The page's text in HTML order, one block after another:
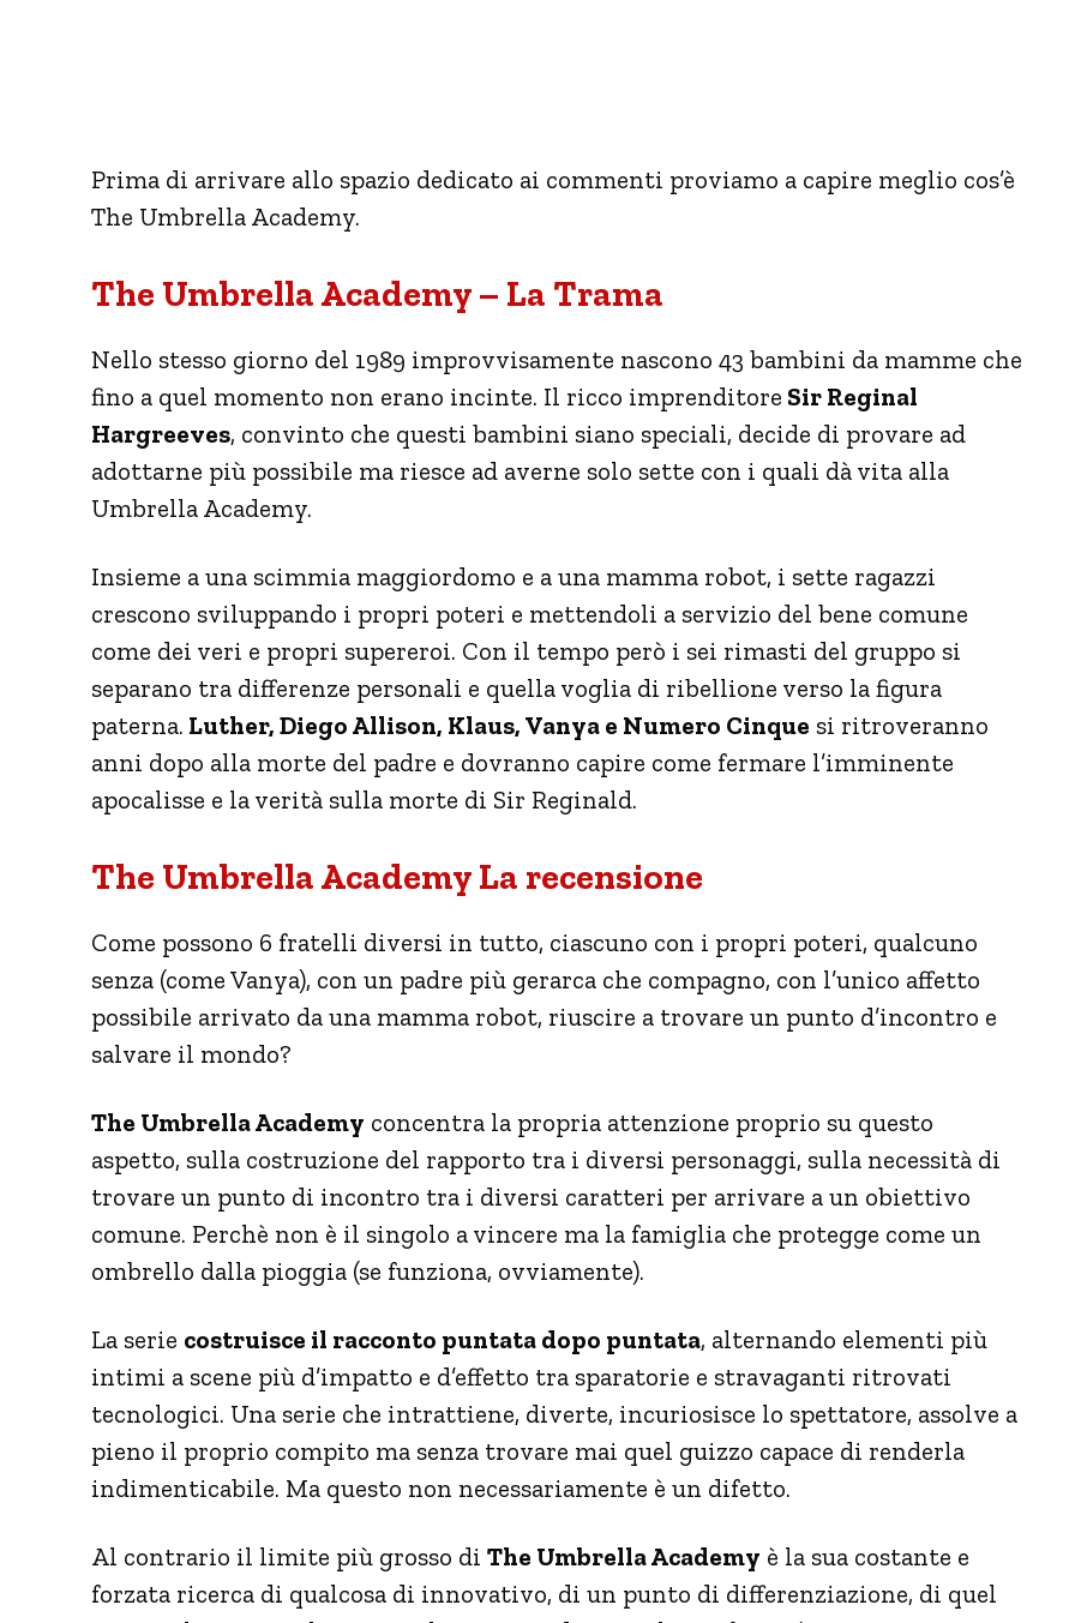
Prima di arrivare allo spazio dedicato ai commenti proviamo a capire meglio cos’è
The Umbrella Academy.
The Umbrella Academy – La Trama
Nello stesso giorno del 1989 improvvisamente nascono 43 bambini da mamme che
fino a quel momento non erano incinte. Il ricco imprenditore Sir Reginal
Hargreeves, convinto che questi bambini siano speciali, decide di provare ad
adottarne più possibile ma riesce ad averne solo sette con i quali dà vita alla
Umbrella Academy.
Insieme a una scimmia maggiordomo e a una mamma robot, i sette ragazzi
crescono sviluppando i propri poteri e mettendoli a servizio del bene comune
come dei veri e propri supereroi. Con il tempo però i sei rimasti del gruppo si
separano tra differenze personali e quella voglia di ribellione verso la figura
paterna. Luther, Diego Allison, Klaus, Vanya e Numero Cinque si ritroveranno
anni dopo alla morte del padre e dovranno capire come fermare l’imminente
apocalisse e la verità sulla morte di Sir Reginald.
The Umbrella Academy La recensione
Come possono 6 fratelli diversi in tutto, ciascuno con i propri poteri, qualcuno
senza (come Vanya), con un padre più gerarca che compagno, con l’unico affetto
possibile arrivato da una mamma robot, riuscire a trovare un punto d’incontro e
salvare il mondo?
The Umbrella Academy concentra la propria attenzione proprio su questo
aspetto, sulla costruzione del rapporto tra i diversi personaggi, sulla necessità di
trovare un punto di incontro tra i diversi caratteri per arrivare a un obiettivo
comune. Perchè non è il singolo a vincere ma la famiglia che protegge come un
ombrello dalla pioggia (se funziona, ovviamente).
La serie costruisce il racconto puntata dopo puntata, alternando elementi più
intimi a scene più d’impatto e d’effetto tra sparatorie e stravaganti ritrovati
tecnologici. Una serie che intrattiene, diverte, incuriosisce lo spettatore, assolve a
pieno il proprio compito ma senza trovare mai quel guizzo capace di renderla
indimenticabile. Ma questo non necessariamente è un difetto.
Al contrario il limite più grosso di The Umbrella Academy è la sua costante e
forzata ricerca di qualcosa di innovativo, di un punto di differenziazione, di quel